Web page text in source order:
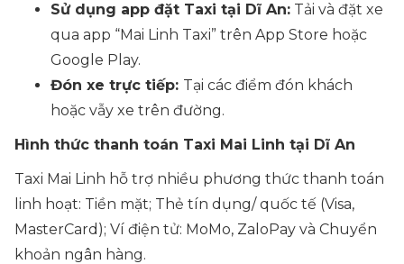
Sử dụng app đặt Taxi tại Dĩ An: Tải và đặt xe
qua app “Mai Linh Taxi” trên App Store hoặc
Google Play.
Đón xe trực tiếp: Tại các điểm đón khách
hoặc vẫy xe trên đường.
Hình thức thanh toán Taxi Mai Linh tại Dĩ An
Taxi Mai Linh hỗ trợ nhiều phương thức thanh toán
linh hoạt: Tiền mặt; Thẻ tín dụng/ quốc tế (Visa,
MasterCard); Ví điện tử: MoMo, ZaloPay và Chuyển
khoản ngân hàng.